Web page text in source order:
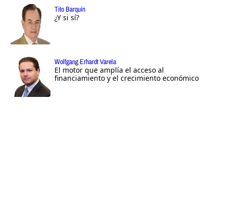
Tito Barquín
¿Y si sí?
Wolfgang Erhardt Varela
El motor que amplía el acceso al
financiamiento y el crecimiento económico